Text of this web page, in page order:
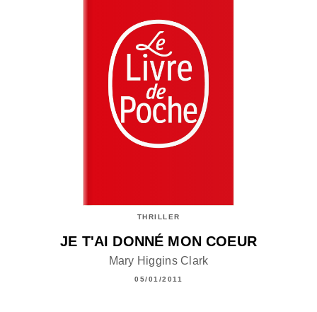
THRILLER
JE T'AI DONNÉ MON COEUR
Mary Higgins Clark
05/01/2011